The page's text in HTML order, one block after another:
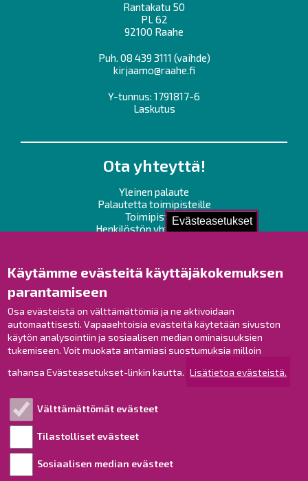
Evästeasetukset
Käytämme evästeitä käyttäjäkokemuksen
parantamiseen
Osa evästeistä on välttämättömiä ja ne aktivoidaan
automaattisesti. Vapaaehtoisia evästeitä käytetään sivuston
käytön analysointiin ja sosiaalisen median ominaisuuksien
tukemiseen. Voit muokata antamiasi suostumuksia milloin
tahansa Evästeasetukset-linkin kautta. Lisätietoa evästeistä.
Välttämättömät evästeet
Tilastolliset evästeet
Sosiaalisen median evästeet
Rantakatu 50
PL 62
92100 Raahe
Puh. 08 439 3111 (vaihde)
kirjaamo@raahe.fi
Y-tunnus: 1791817-6
Laskutus
Ota yhteyttä!
Yleinen palaute
Palautetta toimipisteille
Toimipisteet
Henkilöstön yhteystiedot
Raahe Facebookissa
Raahe Instagramissa
Raahe LinkedInissä
Raahe YouTubessa
Esityslistat ja pöytäkirjat
Viranhaltijapäätökset